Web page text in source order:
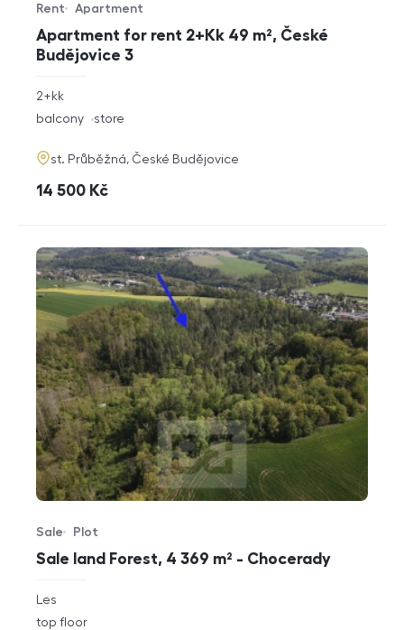
Apartment for rent 2+Kk 49 m², České
Budějovice 3
Offer type
Rent
Property type
Apartment
rozměry
disposition
2+kk
funkce
balcony store
adresa
st. Průběžná, České Budějovice
cena
14 500 Kč
Sale land Forest, 4 369 m² - Chocerady
Offer type
Sale
Property type
Plot
rozměry
disposition
Les
funkce
top floor